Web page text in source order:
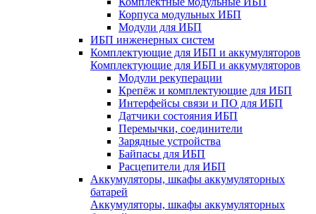
Корпуса модульных ИБП
Модули для ИБП
ИБП инженерных систем
Комплектующие для ИБП и аккумуляторов
Комплектующие для ИБП и аккумуляторов
Модули рекуперации
Крепёж и комплектующие для ИБП
Интерфейсы связи и ПО для ИБП
Датчики состояния ИБП
Перемычки, соединители
Зарядные устройства
Байпасы для ИБП
Расцепители для ИБП
Аккумуляторы, шкафы аккумуляторных
батарей
Аккумуляторы, шкафы аккумуляторных